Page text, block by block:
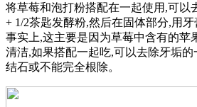
将草莓和泡打粉搭配在一起使用,可以
+ 1/2茶匙发酵粉,然后在固体部分,用
事实上,这主要是因为草莓中含有的苹
清洁,如果搭配一起吃,可以去除牙垢
结石或不能完全根除。